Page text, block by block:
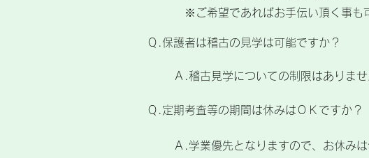
※ご希望であればお手伝い頂く事も
Ｑ.保護者は稽古の見学は可能ですか？
Ａ.稽古見学についての制限はありま
Ｑ.定期考査等の期間は休みはＯＫですか？
Ａ.学業優先となりますので、お休みは